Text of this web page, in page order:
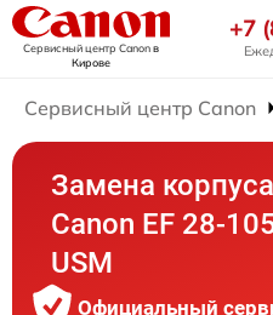
Сервисный центр Canonв
Кирове
+7
Сервисный центр Canon
Замена
Canon EF 28-
USM
Официальный